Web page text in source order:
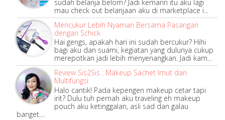
sudah belanja belom? Jadi kemarin itu aku lagi
mau check out belanjaan aku di marketplace i...
Mencukur Lebih Nyaman Bersama Pasangan
dengan Schick
Hai gengs, apakah hari ini sudah bercukur? Hihi
bagi aku dan suami, kegiatan yang dulunya cukup
merepotkan jadi lebih menyenangkan. Jadi kam...
Review Sis2Sis : Makeup Sachet Imut dan
Multifungsi
Halo cantik! Pada kepengen makeup cetar tapi
irit? Dulu tuh pernah aku traveling eh makeup
pouch aku ketinggalan, asli sad dan galau
banget....